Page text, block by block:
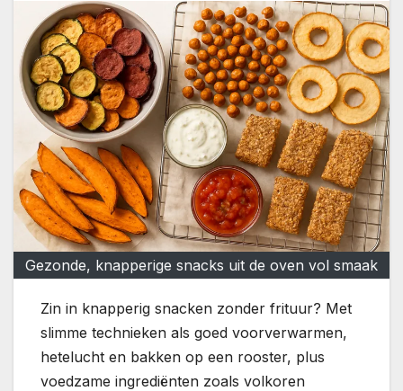
Gezonde, knapperige snacks uit de oven vol smaak
Zin in knapperig snacken zonder frituur? Met
slimme technieken als goed voorverwarmen,
hetelucht en bakken op een rooster, plus
voedzame ingrediënten zoals volkoren